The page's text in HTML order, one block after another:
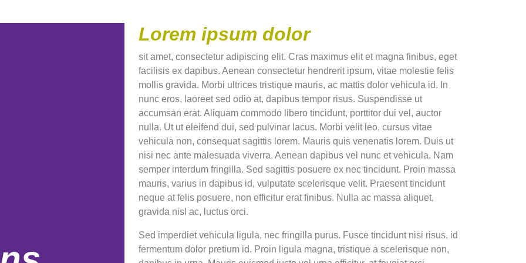
Lorem ipsum dolor
sit amet, consectetur adipiscing elit. Cras maximus elit et magna finibus, eget
facilisis ex dapibus. Aenean consectetur hendrerit ipsum, vitae molestie felis
mollis gravida. Morbi ultrices tristique mauris, ac mattis dolor vehicula id. In
nunc eros, laoreet sed odio at, dapibus tempor risus. Suspendisse ut
accumsan erat. Aliquam commodo libero tincidunt, porttitor dui vel, auctor
nulla. Ut ut eleifend dui, sed pulvinar lacus. Morbi velit leo, cursus vitae
vehicula non, consequat sagittis lorem. Mauris quis venenatis lorem. Duis ut
nisi nec ante malesuada viverra. Aenean dapibus vel nunc et vehicula. Nam
semper interdum fringilla. Sed sagittis posuere ex nec tincidunt. Proin massa
mauris, varius in dapibus id, vulputate scelerisque velit. Praesent tincidunt
neque at felis posuere, non efficitur erat finibus. Nulla ac massa aliquet,
gravida nisl ac, luctus orci.
Sed imperdiet vehicula ligula, nec fringilla purus. Fusce tincidunt nisi risus, id
fermentum dolor pretium id. Proin ligula magna, tristique a scelerisque non,